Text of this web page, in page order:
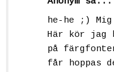
he-he ;)
Här kör
på
får hoppas